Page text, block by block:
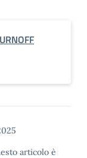
articolo è